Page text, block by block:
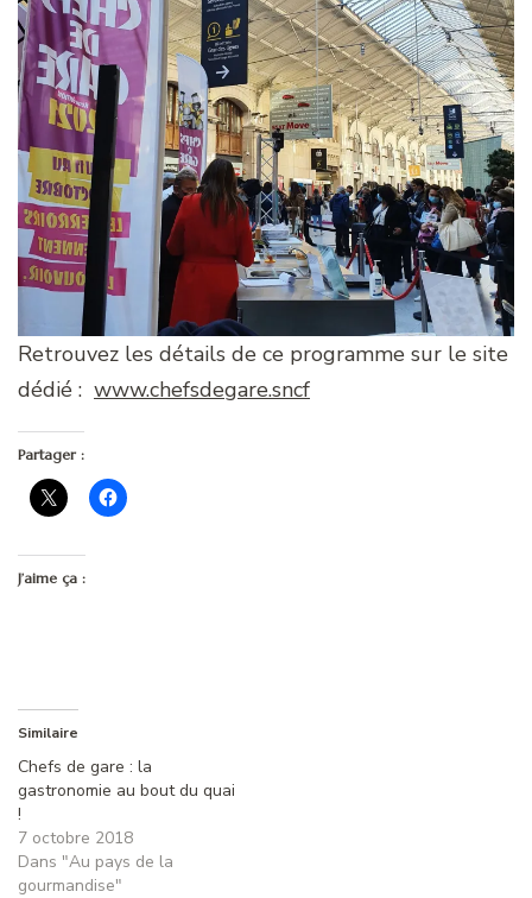
Retrouvez les détails de ce programme sur le site
dédié : www.chefsdegare.sncf
Partager :
J’aime ça :
Similaire
Chefs de gare : la
gastronomie au bout du quai
!
7 octobre 2018
Dans "Au pays de la
gourmandise"